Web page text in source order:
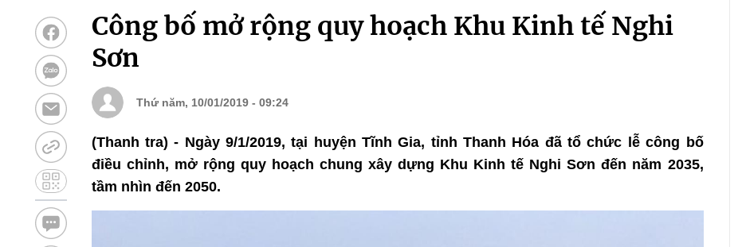
Công bố mở rộng quy hoạch Khu Kinh tế Nghi
Sơn
Thứ năm, 10/01/2019 - 09:24
(Thanh tra) - Ngày 9/1/2019, tại huyện Tĩnh Gia, tỉnh Thanh Hóa đã tổ chức lễ công bố
điều chỉnh, mở rộng quy hoạch chung xây dựng Khu Kinh tế Nghi Sơn đến năm 2035,
tầm nhìn đến 2050.